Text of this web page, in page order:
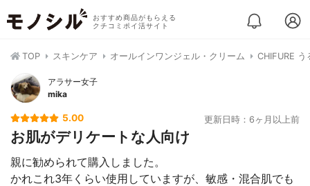
おすすめ商品がもらえる
クチコミポイ活サイト
TOP スキンケア オールインワンジェル・クリーム CHIFURE
アラサー女子
mika
5.00 更新日時：6ヶ月以上前
お肌がデリケートな人向け
親に勧められて購入しました。
かれこれ3年くらい使用していますが、敏感・混合肌でも